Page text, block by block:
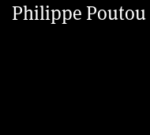
Philippe Poutou